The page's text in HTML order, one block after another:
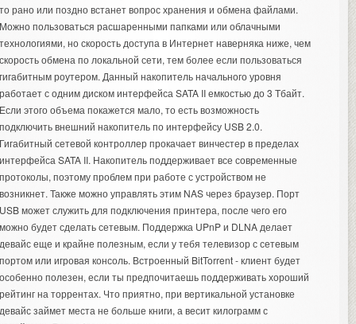
рано или поздно встанет вопрос хранения и обмена файлами.
пользоваться расшаренными папками или облачными
но скорость доступа в Интернет наверняка ниже, чем
обмена по локальной сети, тем более если пользоваться
роутером. Данный накопитель начального уровня
с одним диском интерфейса SATA II емкостью до 3 Тбайт.
этого объема покажется мало, то есть возможность
внешний накопитель по интерфейсу USB 2.0.
сетевой контроллер прокачает винчестер в пределах
SATA II. Накопитель поддерживает все современные
поэтому проблем при работе с устройством не
Также можно управлять этим NAS через браузер. Порт
может служить для подключения принтера, после чего его
будет сделать сетевым. Поддержка UPnP и DLNA делает
еще и крайне полезным, если у тебя телевизор с сетевым
или игровая консоль. Встроенный BitTorrent - клиент будет
полезен, если ты предпочитаешь поддерживать хороший
на торрентах. Что приятно, при вертикальной установке
займет места не больше книги, а весит килограмм с